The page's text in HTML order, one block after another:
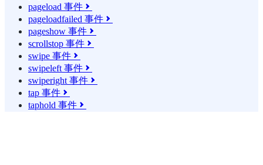
pageload 事件 
pageloadfailed 事件 
pageshow 事件 
scrollstop 事件 
swipe 事件 
swipeleft 事件 
swiperight 事件 
tap 事件 
taphold 事件 